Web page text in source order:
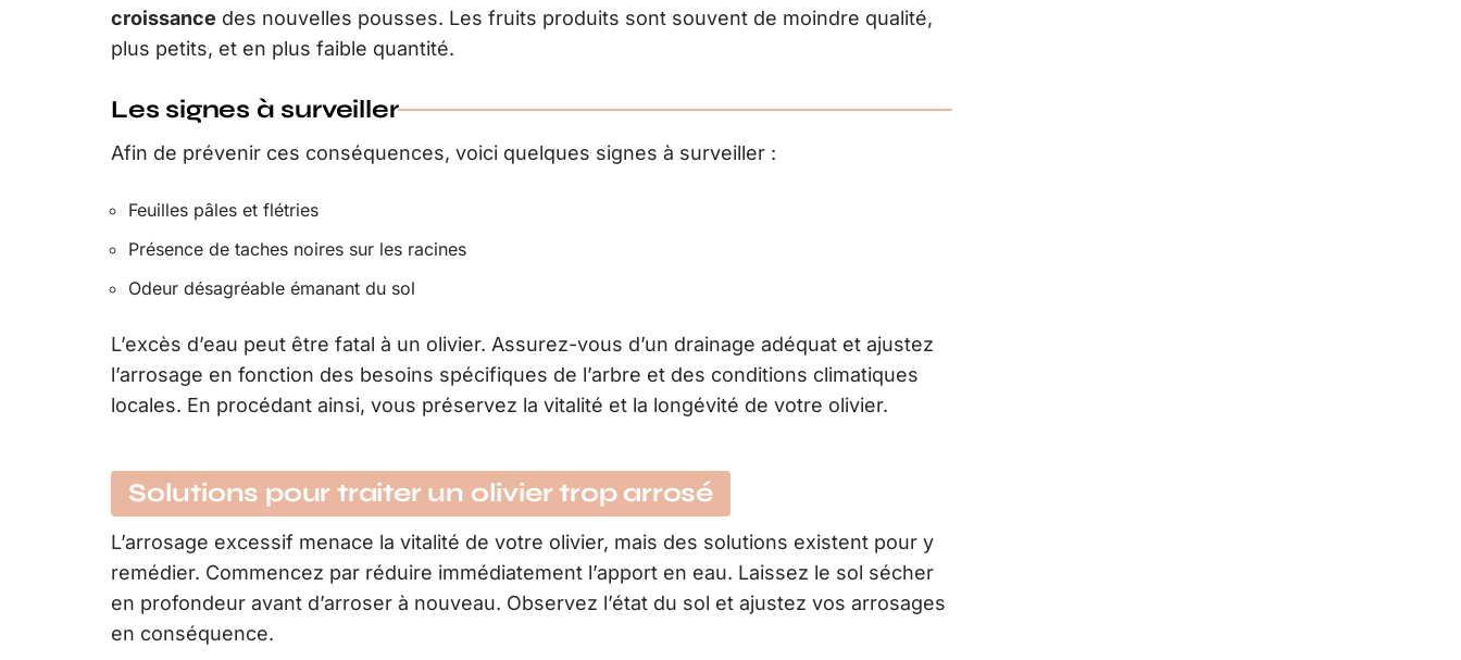
croissance des nouvelles pousses. Les fruits produits sont souvent de moindre qualité,
plus petits, et en plus faible quantité.
Les signes à surveiller
Afin de prévenir ces conséquences, voici quelques signes à surveiller :
Feuilles pâles et flétries
Présence de taches noires sur les racines
Odeur désagréable émanant du sol
L’excès d’eau peut être fatal à un olivier. Assurez-vous d’un drainage adéquat et ajustez
l’arrosage en fonction des besoins spécifiques de l’arbre et des conditions climatiques
locales. En procédant ainsi, vous préservez la vitalité et la longévité de votre olivier.
Solutions pour traiter un olivier trop arrosé
L’arrosage excessif menace la vitalité de votre olivier, mais des solutions existent pour y
remédier. Commencez par réduire immédiatement l’apport en eau. Laissez le sol sécher
en profondeur avant d’arroser à nouveau. Observez l’état du sol et ajustez vos arrosages
en conséquence.